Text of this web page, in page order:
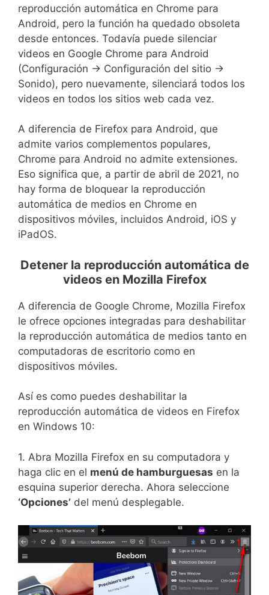
reproducción automática en Chrome para
Android, pero la función ha quedado obsoleta
desde entonces. Todavía puede silenciar
videos en Google Chrome para Android
(Configuración -> Configuración del sitio ->
Sonido), pero nuevamente, silenciará todos los
videos en todos los sitios web cada vez.
A diferencia de Firefox para Android, que
admite varios complementos populares,
Chrome para Android no admite extensiones.
Eso significa que, a partir de abril de 2021, no
hay forma de bloquear la reproducción
automática de medios en Chrome en
dispositivos móviles, incluidos Android, iOS y
iPadOS.
Detener la reproducción automática de
videos en Mozilla Firefox
A diferencia de Google Chrome, Mozilla Firefox
le ofrece opciones integradas para deshabilitar
la reproducción automática de medios tanto en
computadoras de escritorio como en
dispositivos móviles.
Así es como puedes deshabilitar la
reproducción automática de videos en Firefox
en Windows 10:
1. Abra Mozilla Firefox en su computadora y
haga clic en el menú de hamburguesas en la
esquina superior derecha. Ahora seleccione
‘Opciones’ del menú desplegable.